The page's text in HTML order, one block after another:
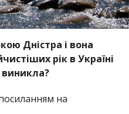
Дністра і вона
рік в Україні
виникла?
на